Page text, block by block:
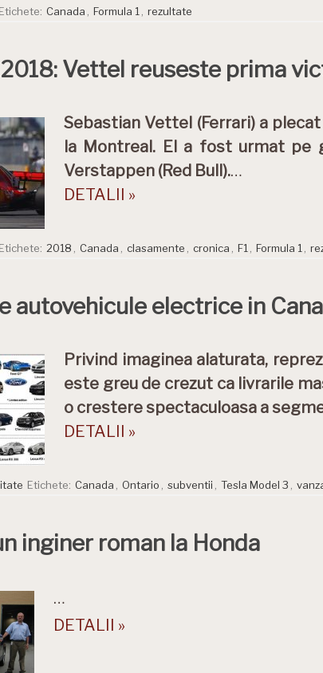
Etichete: Canada Formula 1 rezultate
2018: Vettel reuseste prima
Sebastian Vettel (Ferrari) a
la Montreal. El a fost urmat pe
Verstappen (Red Bull).…
DETALII »
Etichete: 2018 Canada clasamente cronica F1 Formula 1
autovehicule electrice in
Privind imaginea alaturata,
este greu de crezut ca livrarile
o crestere spectaculoasa a
DETALII »
Etichete: Canada Ontario subventii Tesla Model 3
inginer roman la Honda
…
DETALII »